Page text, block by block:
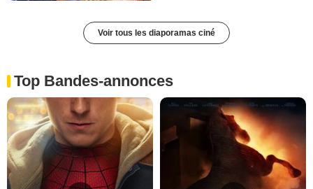
Voir tous les diaporamas ciné
Top Bandes-annonces